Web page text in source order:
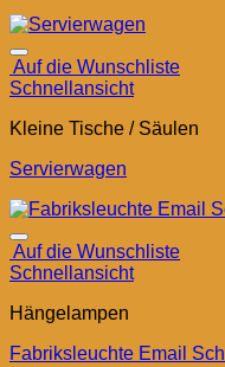
Auf die Wunschliste
Schnellansicht
Kleine Tische / Säulen
Servierwagen
Auf die Wunschliste
Schnellansicht
Hängelampen
Fabriksleuchte Email